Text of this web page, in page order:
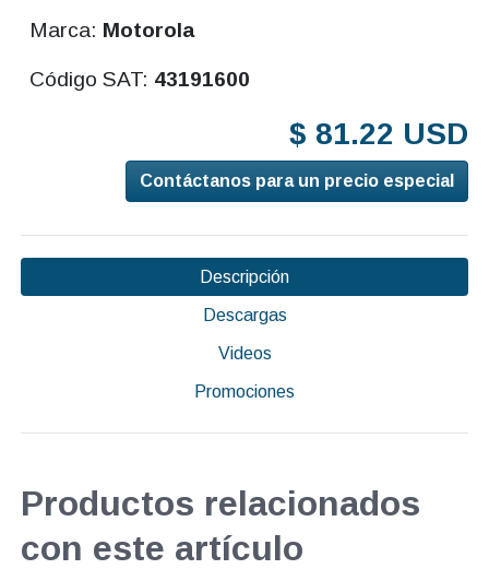
Marca: Motorola
Código SAT: 43191600
$ 81.22 USD
Contáctanos para un precio especial
Descripción
Descargas
Videos
Promociones
Productos relacionados
con este artículo